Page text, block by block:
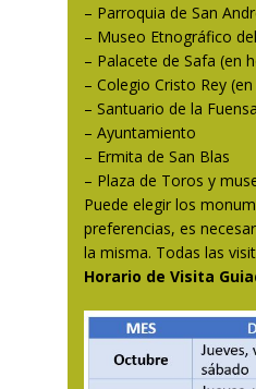
– Parroquia de San
– Museo Etnográfico
– Palacete de Safa (en
– Colegio Cristo Rey
– Santuario de la
– Ayuntamiento
– Ermita de San Blas
– Plaza de Toros y
Puede elegir los
preferencias, es
la misma. Todas las
Horario de Visita